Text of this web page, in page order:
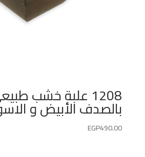
1208 علبة خشب
بالصدف الأبيض و
EGP490.00